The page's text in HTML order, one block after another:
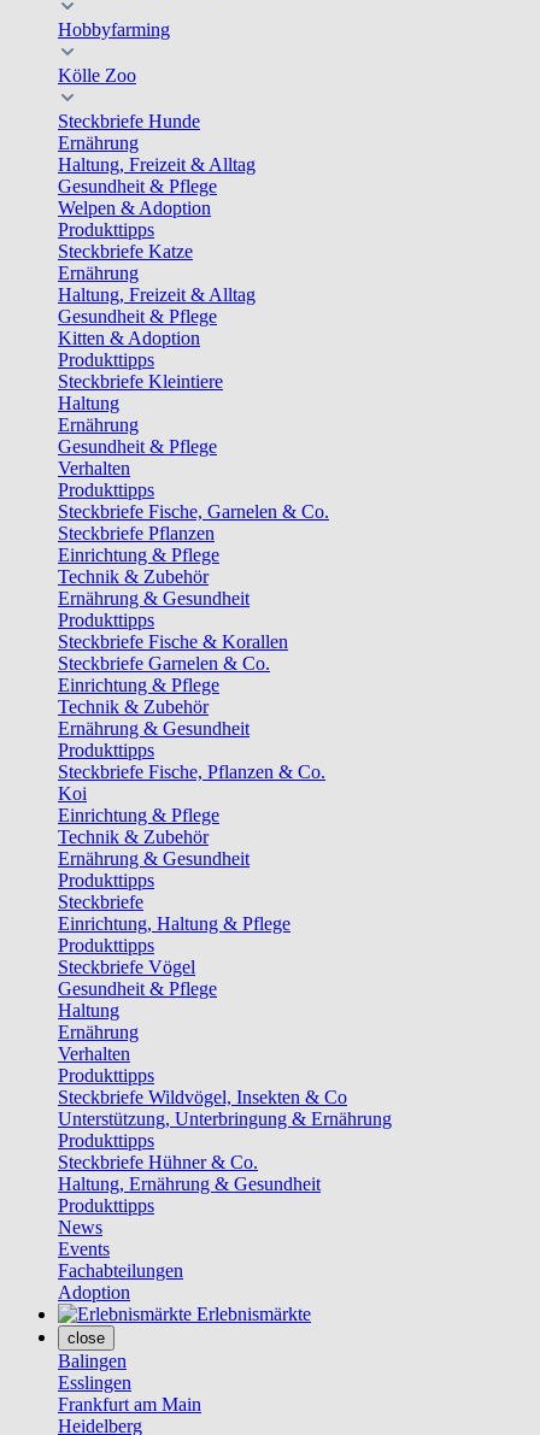
Hobbyfarming
Kölle Zoo
Steckbriefe Hunde
Ernährung
Haltung, Freizeit & Alltag
Gesundheit & Pflege
Welpen & Adoption
Produkttipps
Steckbriefe Katze
Ernährung
Haltung, Freizeit & Alltag
Gesundheit & Pflege
Kitten & Adoption
Produkttipps
Steckbriefe Kleintiere
Haltung
Ernährung
Gesundheit & Pflege
Verhalten
Produkttipps
Steckbriefe Fische, Garnelen & Co.
Steckbriefe Pflanzen
Einrichtung & Pflege
Technik & Zubehör
Ernährung & Gesundheit
Produkttipps
Steckbriefe Fische & Korallen
Steckbriefe Garnelen & Co.
Einrichtung & Pflege
Technik & Zubehör
Ernährung & Gesundheit
Produkttipps
Steckbriefe Fische, Pflanzen & Co.
Koi
Einrichtung & Pflege
Technik & Zubehör
Ernährung & Gesundheit
Produkttipps
Steckbriefe
Einrichtung, Haltung & Pflege
Produkttipps
Steckbriefe Vögel
Gesundheit & Pflege
Haltung
Ernährung
Verhalten
Produkttipps
Steckbriefe Wildvögel, Insekten & Co
Unterstützung, Unterbringung & Ernährung
Produkttipps
Steckbriefe Hühner & Co.
Haltung, Ernährung & Gesundheit
Produkttipps
News
Events
Fachabteilungen
Adoption
Erlebnismärkte
close
Balingen
Esslingen
Frankfurt am Main
Heidelberg